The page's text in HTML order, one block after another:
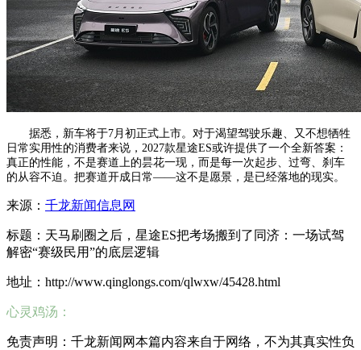
据悉，新车将于7月初正式上市。对于渴望驾驶乐趣、又不想牺牲
日常实用性的消费者来说，2027款星途ES或许提供了一个全新答案：
真正的性能，不是赛道上的昙花一现，而是每一次起步、过弯、刹车
的从容不迫。把赛道开成日常——这不是愿景，是已经落地的现实。
来源： 千龙新闻信息网
标题：天马刷圈之后，星途ES把考场搬到了同济：一场试驾
解密“赛级民用”的底层逻辑
地址：http://www.qinglongs.com/qlwxw/45428.html
心灵鸡汤：
免责声明：千龙新闻网本篇内容来自于网络，不为其真实性负